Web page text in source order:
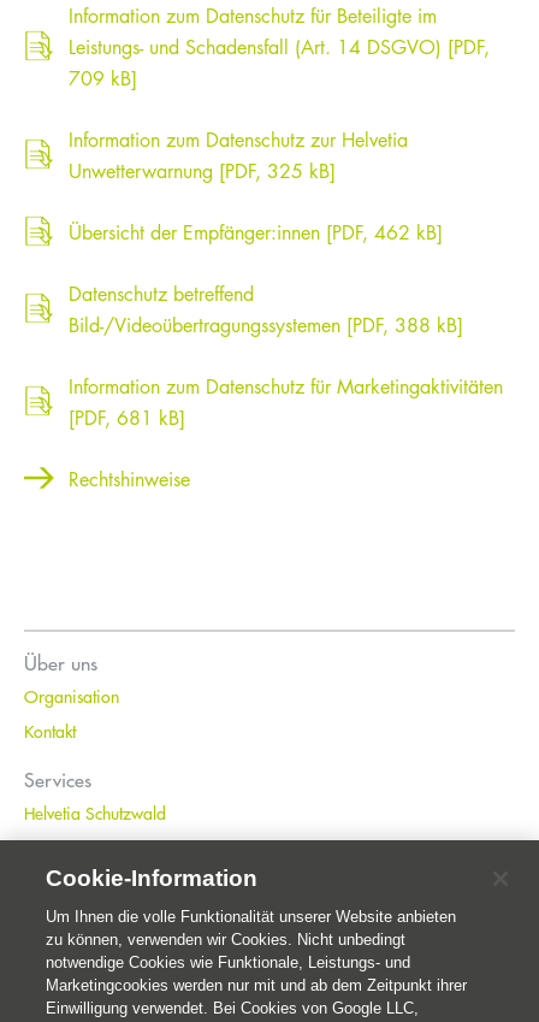
Information zum Datenschutz für Beteiligte im
Leistungs- und Schadensfall (Art. 14 DSGVO) [PDF,
709 kB]
Information zum Datenschutz zur Helvetia
Unwetterwarnung [PDF, 325 kB]
Übersicht der Empfänger:innen [PDF, 462 kB]
Datenschutz betreffend
Bild-/Videoübertragungssystemen [PDF, 388 kB]
Information zum Datenschutz für Marketingaktivitäten
[PDF, 681 kB]
Rechtshinweise
Über uns
Organisation
Kontakt
Services
Helvetia Schutzwald
Einreichung & Fristen
Cookie-Information
Um Ihnen die volle Funktionalität unserer Website anbieten
zu können, verwenden wir Cookies. Nicht unbedingt
notwendige Cookies wie Funktionale, Leistungs- und
Marketingcookies werden nur mit und ab dem Zeitpunkt ihrer
Einwilligung verwendet. Bei Cookies von Google LLC,